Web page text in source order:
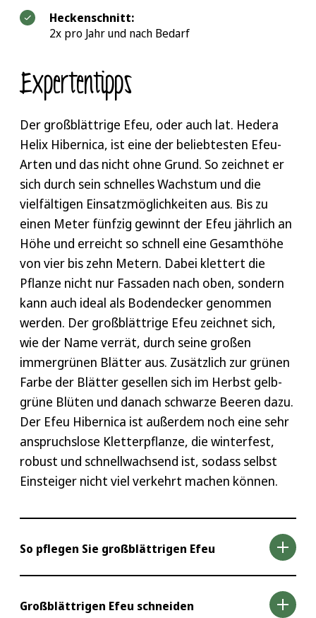
Heckenschnitt:
2x pro Jahr und nach Bedarf
Expertentipps
Der großblättrige Efeu, oder auch lat. Hedera
Helix Hibernica, ist eine der beliebtesten Efeu-
Arten und das nicht ohne Grund. So zeichnet er
sich durch sein schnelles Wachstum und die
vielfältigen Einsatzmöglichkeiten aus. Bis zu
einen Meter fünfzig gewinnt der Efeu jährlich an
Höhe und erreicht so schnell eine Gesamthöhe
von vier bis zehn Metern. Dabei klettert die
Pflanze nicht nur Fassaden nach oben, sondern
kann auch ideal als Bodendecker genommen
werden. Der großblättrige Efeu zeichnet sich,
wie der Name verrät, durch seine großen
immergrünen Blätter aus. Zusätzlich zur grünen
Farbe der Blätter gesellen sich im Herbst gelb-
grüne Blüten und danach schwarze Beeren dazu.
Der Efeu Hibernica ist außerdem noch eine sehr
anspruchslose Kletterpflanze, die winterfest,
robust und schnellwachsend ist, sodass selbst
Einsteiger nicht viel verkehrt machen können.
So pflegen Sie großblättrigen Efeu
Der optimale Standort für den großblättrigen
Großblättrigen Efeu schneiden